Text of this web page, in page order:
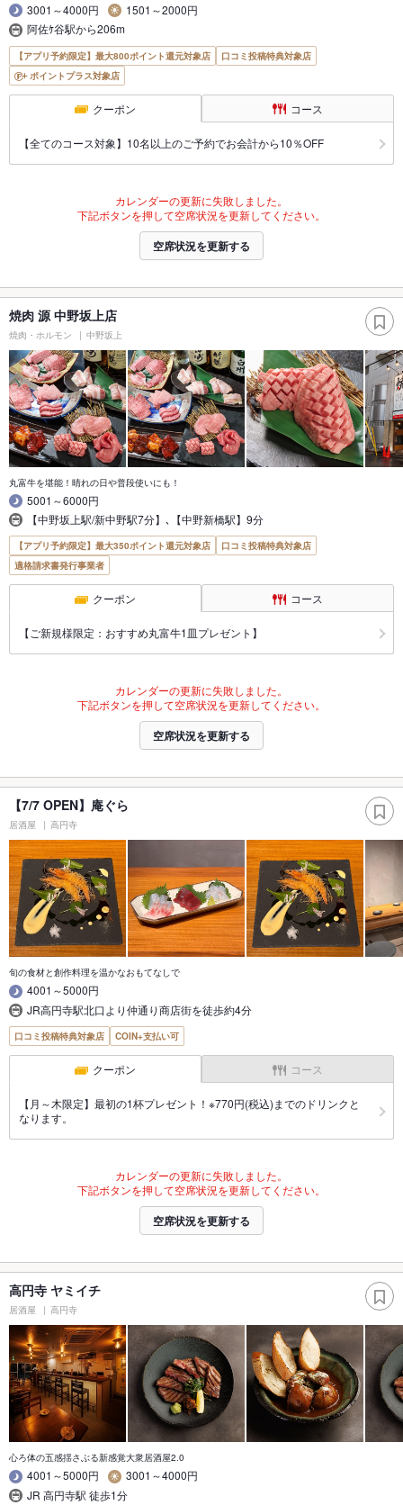
3001～4000円
1501～2000円
阿佐ｹ谷駅から206m
【アプリ予約限定】最大800ポイント還元対象店
口コミ投稿特典対象店
ポイントプラス対象店
クーポン コース
【全てのコース対象】10名以上のご予約でお会計から10％OFF
カレンダーの更新に失敗しました。
下記ボタンを押して空席状況を更新してください。
空席状況を更新する
焼肉 源 中野坂上店
焼肉・ホルモン 中野坂上
丸富牛を堪能！晴れの日や普段使いにも！
5001～6000円
【中野坂上駅/新中野駅7分】､【中野新橋駅】9分
【アプリ予約限定】最大350ポイント還元対象店
口コミ投稿特典対象店
適格請求書発行事業者
クーポン コース
【ご新規様限定：おすすめ丸富牛1皿プレゼント】
カレンダーの更新に失敗しました。
下記ボタンを押して空席状況を更新してください。
空席状況を更新する
【7/7 OPEN】庵ぐら
居酒屋 高円寺
旬の食材と創作料理を温かなおもてなしで
4001～5000円
JR高円寺駅北口より仲通り商店街を徒歩約4分
口コミ投稿特典対象店 COIN+支払い可
クーポン コース
【月～木限定】最初の1杯プレゼント！※770円(税込)までのドリンクと
なります。
カレンダーの更新に失敗しました。
下記ボタンを押して空席状況を更新してください。
空席状況を更新する
高円寺 ヤミイチ
居酒屋 高円寺
心ろ体の五感揺さぶる新感覚大衆居酒屋2.0
4001～5000円
3001～4000円
JR 高円寺駅 徒歩1分